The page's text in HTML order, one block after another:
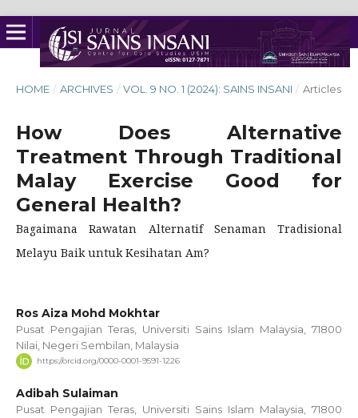
HOME / ARCHIVES / VOL. 9 NO. 1 (2024): SAINS INSANI / Articles
How Does Alternative
Treatment Through Traditional
Malay Exercise Good for
General Health?
Bagaimana Rawatan Alternatif Senaman Tradisional
Melayu Baik untuk Kesihatan Am?
Ros Aiza Mohd Mokhtar
Pusat Pengajian Teras, Universiti Sains Islam Malaysia, 71800
Nilai, Negeri Sembilan, Malaysia
https://orcid.org/0000-0001-9591-1226
Adibah Sulaiman
Pusat Pengajian Teras, Universiti Sains Islam Malaysia, 71800